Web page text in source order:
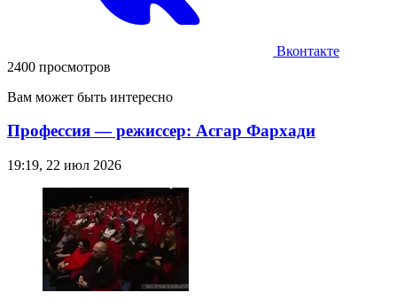
Вконтакте
2400 просмотров
Вам может быть интересно
Профессия — режиссер: Асгар Фархади
19:19, 22 июл 2026